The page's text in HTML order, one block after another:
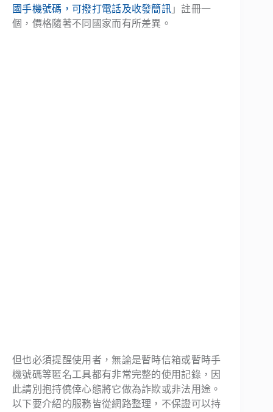
國手機號碼，可撥打電話及收發簡訊 」註冊一
個，價格隨著不同國家而有所差異。
但也必須提醒使用者，無論是暫時信箱或暫時手
機號碼等匿名工具都有非常完整的使用記錄，因
此請別抱持僥倖心態將它做為詐欺或非法用途。
以下要介紹的服務皆從網路整理，不保證可以持